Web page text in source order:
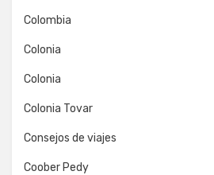
Colombia
Colonia
Colonia
Colonia Tovar
Consejos de viajes
Coober Pedy